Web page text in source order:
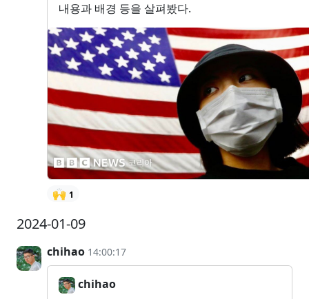
내용과 배경 등을 살펴봤다.
🙌 1
2024-01-09
chihao 14:00:17
chihao